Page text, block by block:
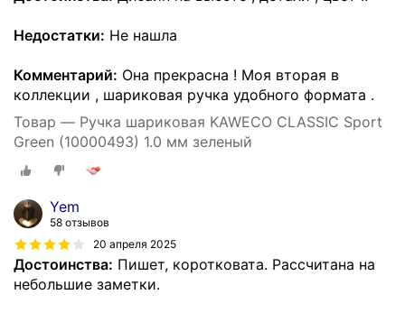
Недостатки: Не нашла
Комментарий: Она прекрасна ! Моя вторая в
коллекции , шариковая ручка удобного формата .
Товар — Ручка шариковая KAWECO CLASSIC Sport
Green (10000493) 1.0 мм зеленый
Yem
58 отзывов
20 апреля 2025
Достоинства: Пишет, коротковата. Рассчитана на
небольшие заметки.